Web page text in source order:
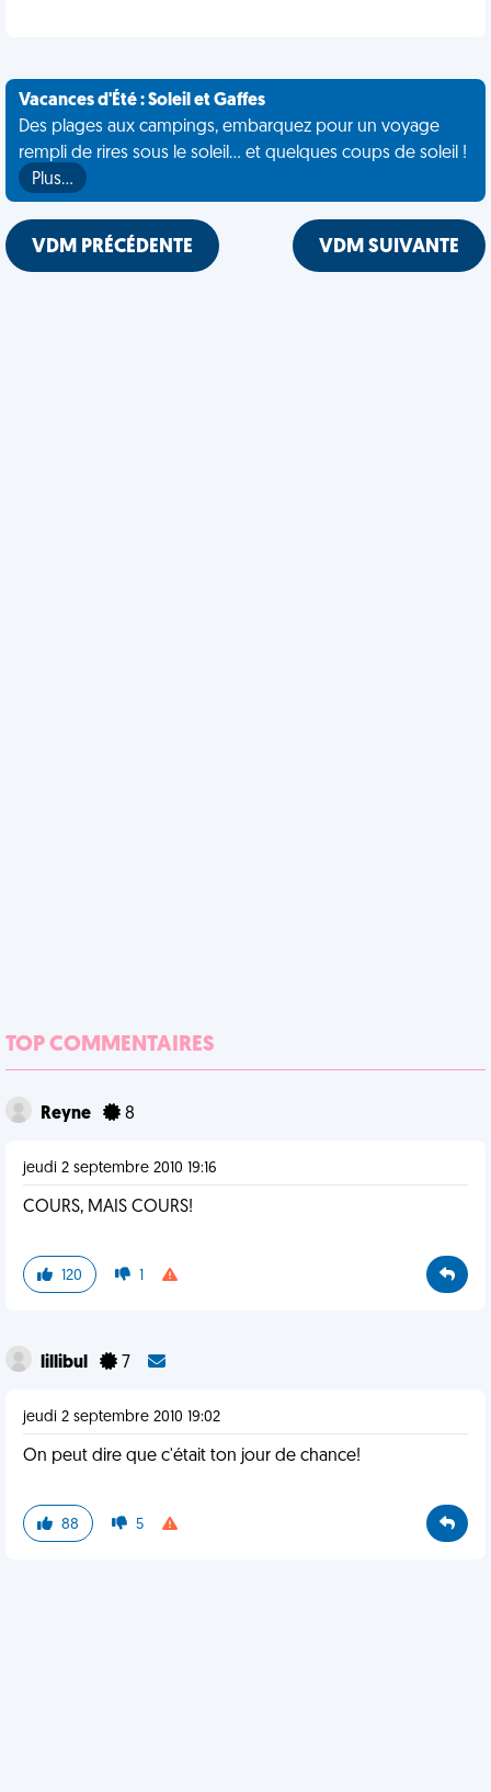
Vacances d'Été : Soleil et Gaffes
Des plages aux campings, embarquez pour un voyage
rempli de rires sous le soleil... et quelques coups de soleil !
Plus…
VDM PRÉCÉDENTE VDM SUIVANTE
TOP COMMENTAIRES
Reyne 8
jeudi 2 septembre 2010 19:16
COURS, MAIS COURS!
120 1
lillibul 7
jeudi 2 septembre 2010 19:02
On peut dire que c'était ton jour de chance!
88 5